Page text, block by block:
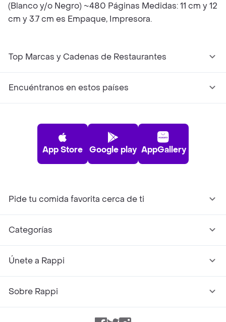
(Blanco y/o Negro) ~480 Páginas Medidas: 11 cm y 12
cm y 3.7 cm es Empaque, Impresora.
Top Marcas y Cadenas de Restaurantes
Encuéntranos en estos países
App Store Google play AppGallery
Pide tu comida favorita cerca de ti
Categorías
Únete a Rappi
Sobre Rappi